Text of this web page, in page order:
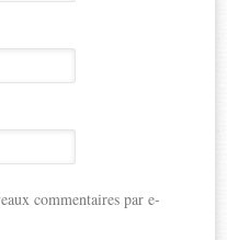
commentaires par e-